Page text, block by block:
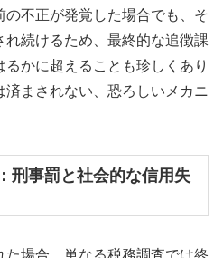
不正が発覚した場合でも、そ
続けるため、最終的な追徴課
かに超えることも珍しくあり
済まされない、恐ろしいメカニ
刑事罰と社会的な信用失
場合、単なる税務調査では終